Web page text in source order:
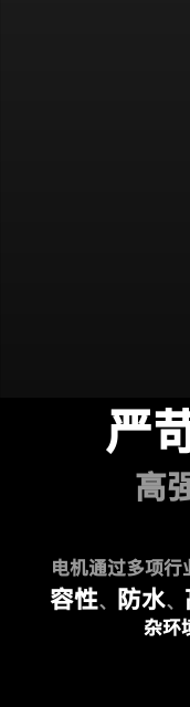
严
高
电机通过多项行
容性、 防水、
杂环